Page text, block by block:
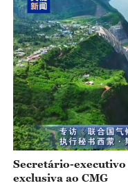
Secretário-executivo
exclusiva ao CMG